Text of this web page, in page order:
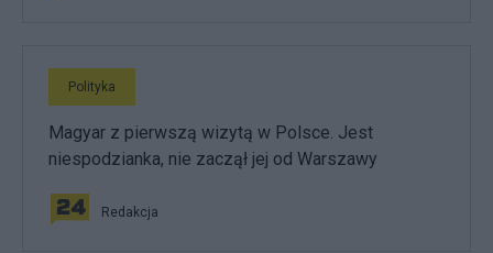
Polityka
Magyar z pierwszą wizytą w Polsce. Jest
niespodzianka, nie zaczął jej od Warszawy
Redakcja